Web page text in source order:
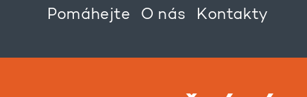
Pomáhejte O nás Kontakty